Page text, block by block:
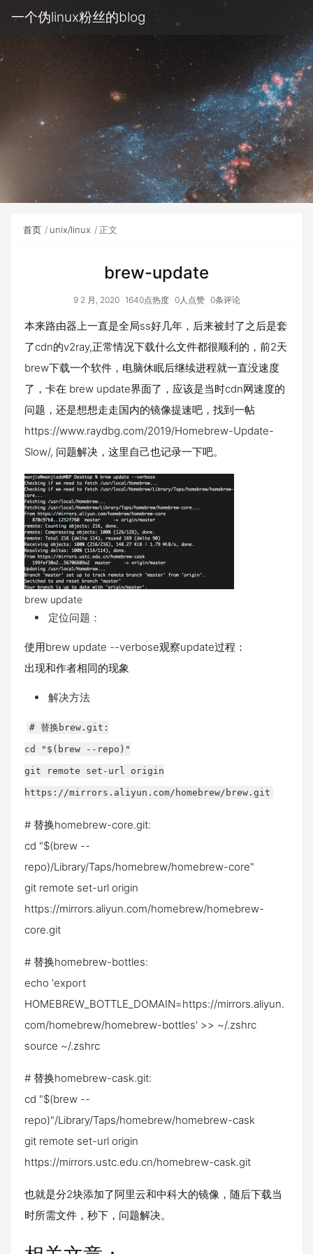
一个伪linux粉丝的blog
首页 unix/linux 正文
brew-update
9 2 月, 2020 1640点热度 0人点赞 0条评论
本来路由器上一直是全局ss好几年，后来被封了之后是套
了cdn的v2ray,正常情况下载什么文件都很顺利的，前2天
brew下载一个软件，电脑休眠后继续进程就一直没速度
了，卡在 brew update界面了，应该是当时cdn网速度的
问题，还是想想走走国内的镜像提速吧，找到一帖
https://www.raydbg.com/2019/Homebrew-Update-
Slow/, 问题解决，这里自己也记录一下吧。
brew update
定位问题：
使用brew update --verbose观察update过程：
出现和作者相同的现象
解决方法
# 替换brew.git:
cd "$(brew --repo)"
git remote set-url origin
https://mirrors.aliyun.com/homebrew/brew.git
# 替换homebrew-core.git:
cd "$(brew --
repo)/Library/Taps/homebrew/homebrew-core"
git remote set-url origin
https://mirrors.aliyun.com/homebrew/homebrew-
core.git
# 替换homebrew-bottles:
echo 'export
HOMEBREW_BOTTLE_DOMAIN=https://mirrors.aliyun.
com/homebrew/homebrew-bottles' >> ~/.zshrc
source ~/.zshrc
# 替换homebrew-cask.git:
cd "$(brew --
repo)"/Library/Taps/homebrew/homebrew-cask
git remote set-url origin
https://mirrors.ustc.edu.cn/homebrew-cask.git
也就是分2块添加了阿里云和中科大的镜像，随后下载当
时所需文件，秒下，问题解决。